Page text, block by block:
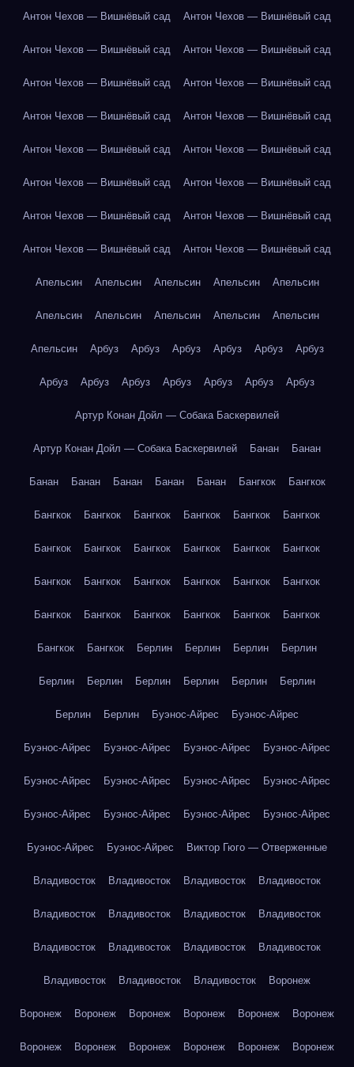
Антон Чехов — Вишнёвый сад Антон Чехов — Вишнёвый сад
Антон Чехов — Вишнёвый сад Антон Чехов — Вишнёвый сад
Антон Чехов — Вишнёвый сад Антон Чехов — Вишнёвый сад
Антон Чехов — Вишнёвый сад Антон Чехов — Вишнёвый сад
Антон Чехов — Вишнёвый сад Антон Чехов — Вишнёвый сад
Антон Чехов — Вишнёвый сад Антон Чехов — Вишнёвый сад
Антон Чехов — Вишнёвый сад Антон Чехов — Вишнёвый сад
Антон Чехов — Вишнёвый сад Антон Чехов — Вишнёвый сад
Апельсин Апельсин Апельсин Апельсин Апельсин
Апельсин Апельсин Апельсин Апельсин Апельсин
Апельсин Арбуз Арбуз Арбуз Арбуз Арбуз Арбуз
Арбуз Арбуз Арбуз Арбуз Арбуз Арбуз Арбуз
Артур Конан Дойл — Собака Баскервилей
Артур Конан Дойл — Собака Баскервилей Банан Банан
Банан Банан Банан Банан Банан Бангкок Бангкок
Бангкок Бангкок Бангкок Бангкок Бангкок Бангкок
Бангкок Бангкок Бангкок Бангкок Бангкок Бангкок
Бангкок Бангкок Бангкок Бангкок Бангкок Бангкок
Бангкок Бангкок Бангкок Бангкок Бангкок Бангкок
Бангкок Бангкок Берлин Берлин Берлин Берлин
Берлин Берлин Берлин Берлин Берлин Берлин
Берлин Берлин Буэнос-Айрес Буэнос-Айрес
Буэнос-Айрес Буэнос-Айрес Буэнос-Айрес Буэнос-Айрес
Буэнос-Айрес Буэнос-Айрес Буэнос-Айрес Буэнос-Айрес
Буэнос-Айрес Буэнос-Айрес Буэнос-Айрес Буэнос-Айрес
Буэнос-Айрес Буэнос-Айрес Виктор Гюго — Отверженные
Владивосток Владивосток Владивосток Владивосток
Владивосток Владивосток Владивосток Владивосток
Владивосток Владивосток Владивосток Владивосток
Владивосток Владивосток Владивосток Воронеж
Воронеж Воронеж Воронеж Воронеж Воронеж Воронеж
Воронеж Воронеж Воронеж Воронеж Воронеж Воронеж